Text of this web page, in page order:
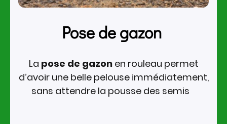
Pose de gazon
La pose de gazonen rouleau permet
d’avoir une belle pelouse immédiatement,
sans attendre la pousse des semis